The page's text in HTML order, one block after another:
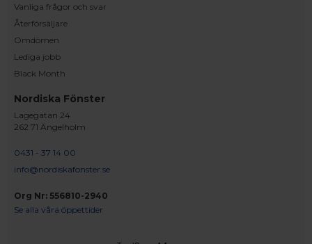
Vanliga frågor och svar
Återförsäljare
Omdömen
Lediga jobb
Black Month
Nordiska Fönster
Lagegatan 24
262 71 Ängelholm
0431 - 37 14 00
info@nordiskafonster.se
Org Nr: 556810-2940
Se alla våra öppettider